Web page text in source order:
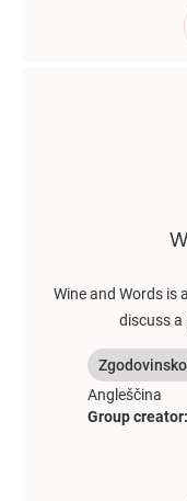
Wine and Words is
discuss a
Angleščina
Group creator: